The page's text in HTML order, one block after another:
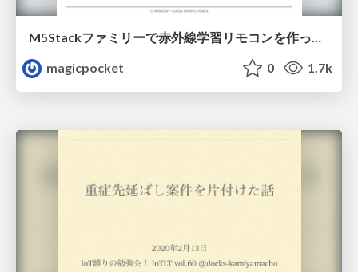
M5Stackファミリーで赤外線学習リモコンを作った話 / Making IR learning remote control with M5Stack family
magicpocket
0 1.7k